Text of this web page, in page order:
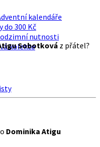
kalendáře
do 300 Kč
nutnosti
kolekce
Sobotková z přátel?
Dominika Atigu